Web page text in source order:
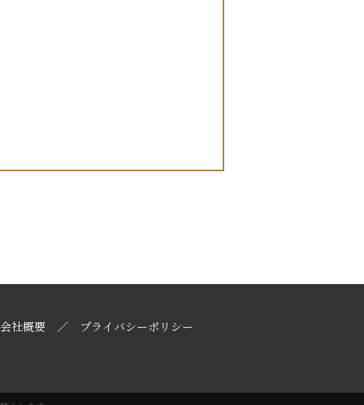
会社概要 プライバシーポリシー